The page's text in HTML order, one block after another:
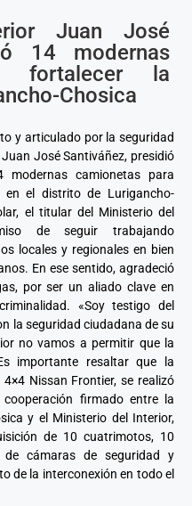
Juan José
14 modernas
fortalecer la
Chosica
y articulado por la seguridad
José Santiváñez, presidió
camionetas para
el distrito de Lurigancho-
el titular del Ministerio del
de seguir trabajando
locales y regionales en bien
En ese sentido, agradeció
por ser un aliado clave en
«Soy testigo del
la seguridad ciudadana de su
no vamos a permitir que la
importante resaltar que la
Nissan Frontier, se realizó
firmado entre la
y el Ministerio del Interior,
de 10 cuatrimotos, 10
cámaras de seguridad y
de la interconexión en todo el